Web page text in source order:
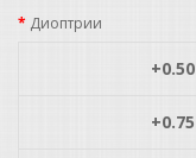
Диоптрии
+0.50
+0.75